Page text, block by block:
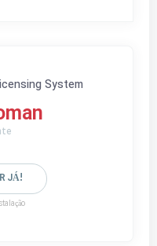
System
JÁ!